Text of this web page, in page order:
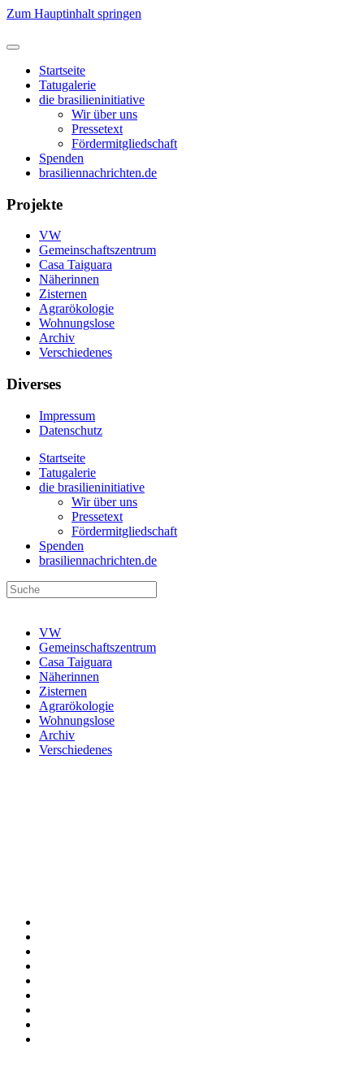
Zum Hauptinhalt springen
Startseite
Tatugalerie
die brasilieninitiative
Wir über uns
Pressetext
Fördermitgliedschaft
Spenden
brasiliennachrichten.de
Projekte
VW
Gemeinschaftszentrum
Casa Taiguara
Näherinnen
Zisternen
Agrarökologie
Wohnungslose
Archiv
Verschiedenes
Diverses
Impressum
Datenschutz
Startseite
Tatugalerie
die brasilieninitiative
Wir über uns
Pressetext
Fördermitgliedschaft
Spenden
brasiliennachrichten.de
VW
Gemeinschaftszentrum
Casa Taiguara
Näherinnen
Zisternen
Agrarökologie
Wohnungslose
Archiv
Verschiedenes